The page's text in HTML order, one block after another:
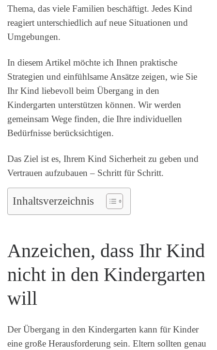
Thema, das viele Familien beschäftigt. Jedes Kind
reagiert unterschiedlich auf neue Situationen und
Umgebungen.
In diesem Artikel möchte ich Ihnen praktische
Strategien und einfühlsame Ansätze zeigen, wie Sie
Ihr Kind liebevoll beim Übergang in den
Kindergarten unterstützen können. Wir werden
gemeinsam Wege finden, die Ihre individuellen
Bedürfnisse berücksichtigen.
Das Ziel ist es, Ihrem Kind Sicherheit zu geben und
Vertrauen aufzubauen – Schritt für Schritt.
Inhaltsverzeichnis
Anzeichen, dass Ihr Kind
nicht in den Kindergarten
will
Der Übergang in den Kindergarten kann für Kinder
eine große Herausforderung sein. Eltern sollten genau